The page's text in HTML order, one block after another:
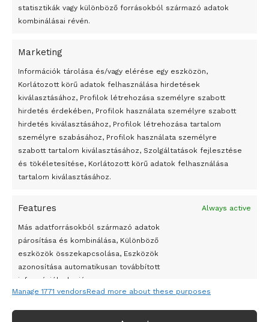
statisztikák vagy különböző forrásokból származó adatok
kombinálásai révén.
Marketing
Információk tárolása és/vagy elérése egy eszközön,
Korlátozott körű adatok felhasználása hirdetések
kiválasztásához, Profilok létrehozása személyre szabott
hirdetés érdekében, Profilok használata személyre szabott
hirdetés kiválasztásához, Profilok létrehozása tartalom
személyre szabásához, Profilok használata személyre
szabott tartalom kiválasztásához, Szolgáltatások fejlesztése
és tökéletesítése, Korlátozott körű adatok felhasználása
tartalom kiválasztásához.
Features Always active
Más adatforrásokból származó adatok
párosítása és kombinálása, Különböző
eszközök összekapcsolása, Eszközök
azonosítása automatikusan továbbított
információk alapján.
Pontos földrajzi helymeghatározási adatok
Manage 1771 vendorsRead more about these purposes
A jövő évben Csehország hatalmas hiánnyal fog gazdálkodni
bemutató fotókiállítás nyílt
Megveszi az osztrák Wienerberger az amerikai Meridian
Bricket
A Startup Campus egyetemi programjainak legjobbjai az
okosváros és zöld energetikai ötletek lettek
A Ringo Starr új albummal jelentkezik
A Vajdasági Magyar Szövetség államtitkárait kinevezték
világkupa